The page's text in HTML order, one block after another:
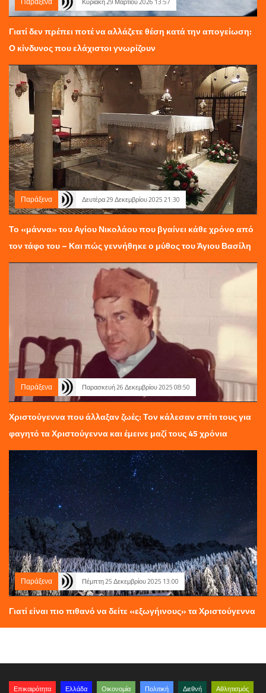
Γιατί δεν πρέπει ποτέ να αλλάζετε θέση κατά την απογείωση:
Ο κίνδυνος που ελάχιστοι γνωρίζουν
Παράξενα Δευτέρα 29 Δεκεμβρίου 2025 21:30
Το «μάννα» του Αγίου Νικολάου που βγαίνει κάθε χρόνο από
τον τάφο του – Και πώς γεννήθηκε ο μύθος του Άγιου Βασίλη
Παράξενα Παρασκευή 26 Δεκεμβρίου 2025 08:50
Χριστούγεννα που άλλαξαν ζωές: Τον κάλεσαν σπίτι τους για
φαγητό τα Χριστούγεννα και έμεινε μαζί τους 45 χρόνια
Παράξενα Πέμπτη 25 Δεκεμβρίου 2025 13:00
Γιατί είναι πιο πιθανό να δείτε «εξωγήινους» τα Χριστούγεννα
Επικαιρότητα Ελλάδα Οικονομία Πολιτική Διεθνή Αθλητισμός